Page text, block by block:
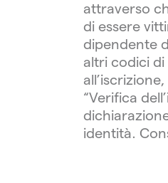
attraverso
di essere
dipendente
altri codici di
“Verifica
identità.